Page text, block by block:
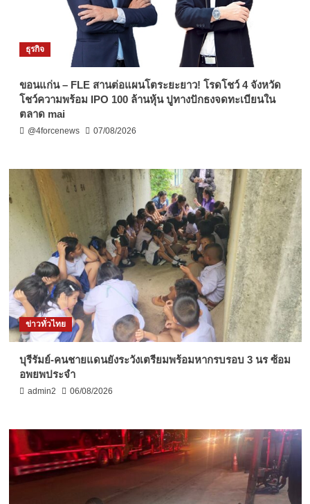
ธุรกิจ
ขอนแก่น – FLE สานต่อแผนโตระยะยาว! โรดโชว์ 4 จังหวัด
โชว์ความพร้อม IPO 100 ล้านหุ้น ปูทางปักธงจดทะเบียนใน
ตลาด mai
@4forcenews 07/08/2026
ข่าวทั่วไทย
บุรีรัมย์-คนชายแดนยังระวังเตรียมพร้อมหากรบรอบ 3 นร ซ้อม
อพยพประจำ
admin2 06/08/2026